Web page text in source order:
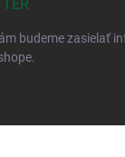
budeme zasielať